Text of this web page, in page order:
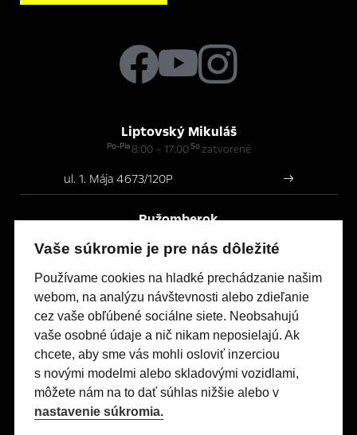
Liptovský Mikuláš
Po-Pia8:00 – 17:00Sozatvorené
ul. 1. Mája 4673/120P
Ružomberok
Modely Opel
Titulná stránka
Skladové vozidlá
Servis & Príslušenstvo
Kontakty
Vaše súkromie je pre nás dôležité
Používame cookies na hladké prechádzanie našim
webom, na analýzu návštevnosti alebo zdieľanie
cez vaše obľúbené sociálne siete. Neobsahujú
vaše osobné údaje a nič nikam neposielajú. Ak
chcete, aby sme vás mohli osloviť inzerciou
s novými modelmi alebo skladovými vozidlami,
môžete nám na to dať súhlas nižšie alebo v
nastavenie súkromia.